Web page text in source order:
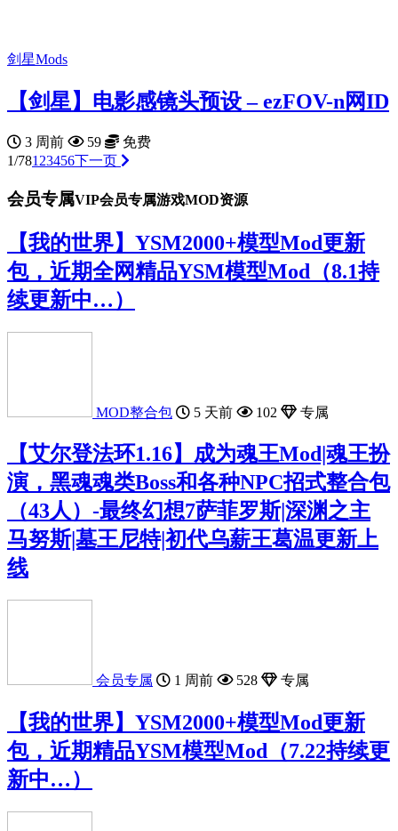
剑星Mods
【剑星】电影感镜头预设 – ezFOV-n网ID
3 周前 59
免费
1/781 23456下一页
会员专属VIP会员专属游戏MOD资源
【我的世界】YSM2000+模型Mod更新
包，近期全网精品YSM模型Mod（8.1持
续更新中…）
MOD整合包 5 天前 102 专属
【艾尔登法环1.16】成为魂王Mod|魂王扮
演，黑魂魂类Boss和各种NPC招式整合包
（43人）-最终幻想7‌萨菲罗斯|深渊之主
马努斯|墓王尼特|初代乌薪王葛温更新上
线
会员专属 1 周前 528 专属
【我的世界】YSM2000+模型Mod更新
包，近期精品YSM模型Mod（7.22持续更
新中…）